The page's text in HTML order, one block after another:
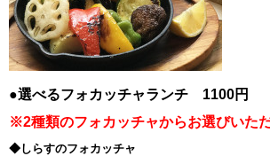
●選べるフォカッチャランチ 1100円
※2種類のフォカッチャからお選びいた
◆しらすのフォカッチャ